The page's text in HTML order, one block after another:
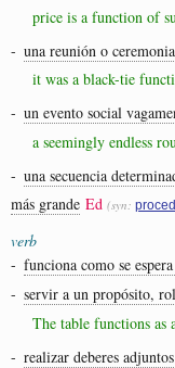
price is a function of
- una reunión o
it was a black-tie
- un evento social
a seemingly endless
- una secuencia
más grande Ed (syn:
verb
- funciona como se
- servir a un propósito,
The table functions as
- realizar deberes